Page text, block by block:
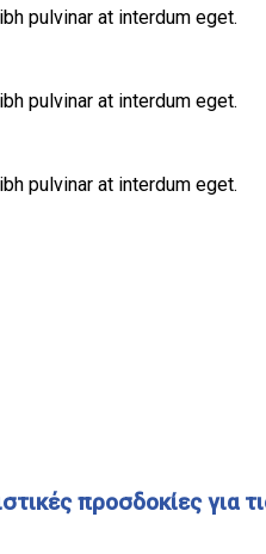
pulvinar at interdum eget.
pulvinar at interdum eget.
pulvinar at interdum eget.
προσδοκίες για